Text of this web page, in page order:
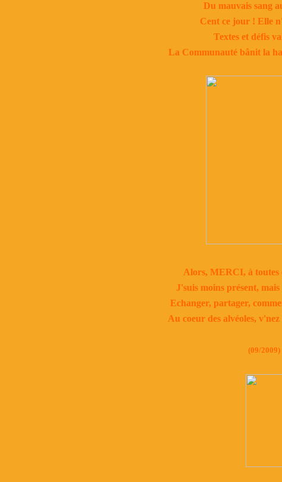
Du mauvais sang
Cent ce jour ! Elle
Textes et défis
La Communauté bânit la
Alors, MERCI, à
J'suis moins présent,
Echanger, partager,
Au coeur des alvéoles,
(09/